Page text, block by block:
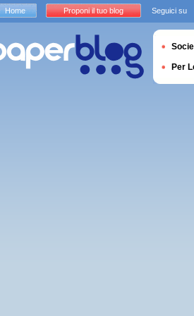
Home Proponi il tuo blog Seguici su
Per